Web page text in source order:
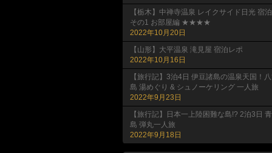
【栃木】中禅寺温泉 レイクサイド日光 宿泊
その1 お部屋編 ★★★★
2022年10月20日
【山形】大平温泉 滝見屋 宿泊レポ
2022年10月16日
【旅行記】3泊4日 伊豆諸島の温泉天国！
島 湯めぐり & シュノーケリング 一人旅
2022年9月23日
【旅行記】日本一上陸困難な島!? 2泊3日
島 弾丸一人旅
2022年9月18日